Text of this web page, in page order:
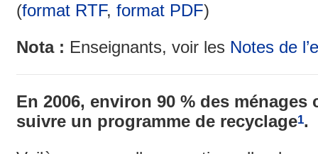
(format RTF, format PDF)
Nota : Enseignants, voir les Notes de
En 2006, environ 90 % des
suivre un programme de recyclage1.